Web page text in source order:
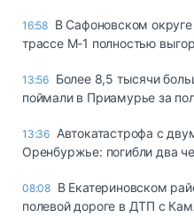
16:58 В Сафоновском
трассе М-1 полностью
13:56 Более 8,5 тысячи
поймали в Приамурье за
13:36 Автокатастрофа с
Оренбуржье: погибли два
08:08 В Екатериновском
полевой дороге в ДТП с